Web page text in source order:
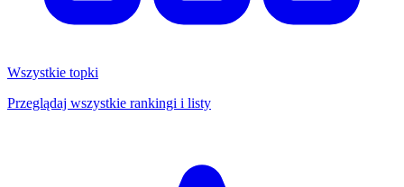
Wszystkie topki
Przeglądaj wszystkie rankingi i listy